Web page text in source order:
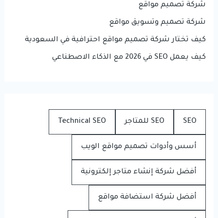
شركة تصميم مواقع
شركة تصميم وتسويق مواقع
كيف تختار شركة تصميم مواقع احترافية في السعودية
كيف يعمل SEO في 2026 مع الذكاء الاصطناعي
SEO SEO للمتاجر Technical SEO
أسس وأدوات تصميم مواقع الويب
أفضل شركة إنشاء متاجر إلكترونية
أفضل شركة استضافة مواقع